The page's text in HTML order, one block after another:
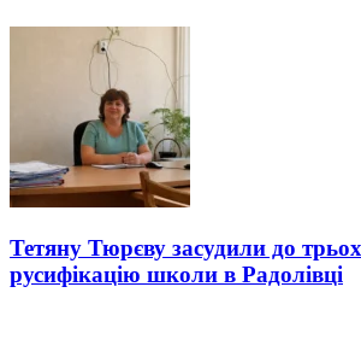
Тетяну Тюрєву засудили до
русифікацію школи в Радолівці